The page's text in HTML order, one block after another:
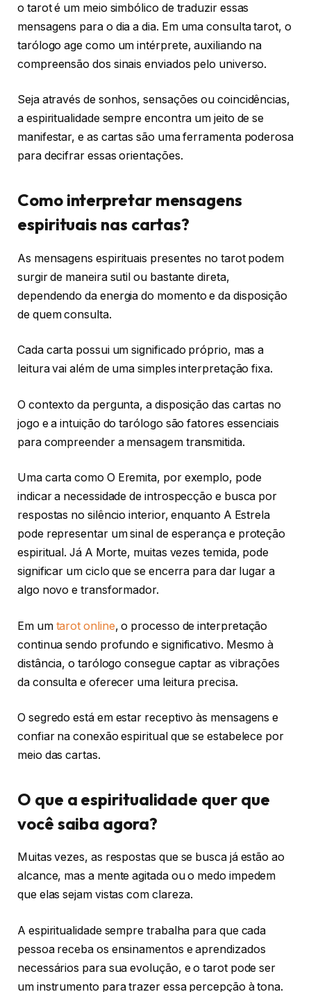
o tarot é um meio simbólico de traduzir essas
mensagens para o dia a dia. Em uma consulta tarot, o
tarólogo age como um intérprete, auxiliando na
compreensão dos sinais enviados pelo universo.
Seja através de sonhos, sensações ou coincidências,
a espiritualidade sempre encontra um jeito de se
manifestar, e as cartas são uma ferramenta poderosa
para decifrar essas orientações.
Como interpretar mensagens
espirituais nas cartas?
As mensagens espirituais presentes no tarot podem
surgir de maneira sutil ou bastante direta,
dependendo da energia do momento e da disposição
de quem consulta.
Cada carta possui um significado próprio, mas a
leitura vai além de uma simples interpretação fixa.
O contexto da pergunta, a disposição das cartas no
jogo e a intuição do tarólogo são fatores essenciais
para compreender a mensagem transmitida.
Uma carta como O Eremita, por exemplo, pode
indicar a necessidade de introspecção e busca por
respostas no silêncio interior, enquanto A Estrela
pode representar um sinal de esperança e proteção
espiritual. Já A Morte, muitas vezes temida, pode
significar um ciclo que se encerra para dar lugar a
algo novo e transformador.
Em um tarot online, o processo de interpretação
continua sendo profundo e significativo. Mesmo à
distância, o tarólogo consegue captar as vibrações
da consulta e oferecer uma leitura precisa.
O segredo está em estar receptivo às mensagens e
confiar na conexão espiritual que se estabelece por
meio das cartas.
O que a espiritualidade quer que
você saiba agora?
Muitas vezes, as respostas que se busca já estão ao
alcance, mas a mente agitada ou o medo impedem
que elas sejam vistas com clareza.
A espiritualidade sempre trabalha para que cada
pessoa receba os ensinamentos e aprendizados
necessários para sua evolução, e o tarot pode ser
um instrumento para trazer essa percepção à tona.